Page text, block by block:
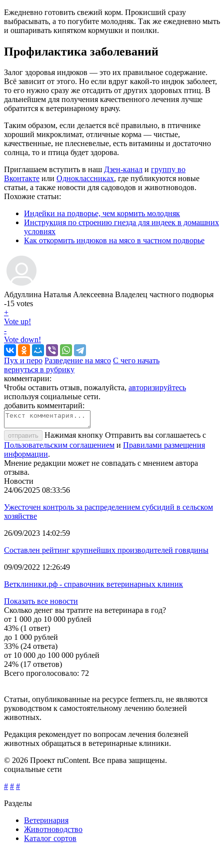
Ежедневно готовить свежий корм. Прокисший сразу
выбрасывать, а то погубите молодняк. Так же ежедневно мыть
и ошпаривать кипятком кормушки и поилки.
Профилактика заболеваний
Залог здоровья индюков — это их правильное содержание.
Всё зависит от этого. Но если вдруг какой-то индюк заболеет,
то его нужно сразу же отсадить от других здоровых птиц. В
дальнейшем для получения качественного лечения лучше
обратится к ветеринарному врачу.
Таким образом, если делается всё правильно, в птичнике
хороший микроклимат, отличные корма — чистые,
качественные, не плесневелые, есть витамины и достаточно
солнца, то и птица будет здорова.
Приглашаем вступить в наш Дзен-канал и группу во
Вконтакте или Одноклассниках, где публикуются новые
статьи, а также новости для садоводов и животноводов.
Похожие статьи:
Индейки на подворье, чем кормить молодняк
Инструкция по строению гнезда для индеек в домашних
условиях
Как откормить индюков на мясо в частном подворье
Абдуллина Наталья Алексеевна Владелец частного подворья
-15 votes
+
Vote up!
-
Vote down!
Пух и перо Разведение на мясо С чего начать
вернуться в рубрику
комментарии:
Чтобы оставить отзыв, пожалуйста, авторизируйтесь
используя социальные сети.
добавить комментарий:
отправить
Нажимая кнопку Отправить вы соглашаетесь с
Пользовательским соглашением и Правилами размещения
информации.
Мнение редакции может не совпадать с мнением автора
отзыва.
Новости
24/06/2025 08:33:56
Ужесточен контроль за распределением субсидий в сельском
хозяйстве
26/09/2023 14:02:59
Составлен рейтинг крупнейших производителей говядины
09/09/2022 12:26:49
Ветклиники.рф - справочник ветеринарных клиник
Показать все новости
Сколько денег вы тратите на ветеринара в год?
от 1 000 до 10 000 рублей
43% (1 ответ)
до 1 000 рублей
33% (24 ответа)
от 10 000 до 100 000 рублей
24% (17 ответов)
Всего проголосовало: 72
Статьи, опубликованные на ресурсе fermers.ru, не являются
руководством к самостоятельному лечению болезней
животных.
Редакция рекомендует по вопросам лечения болезней
животных обращаться в ветеринарные клиники.
© 2026 Проект ruContent. Все права защищены.
социальные сети
# # #
Разделы
Ветеринария
Животноводство
Каталог сортов